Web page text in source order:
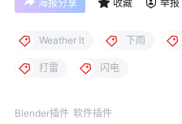
海报分享 收藏 举报
Weather It 下雨
打雷 闪电
Blender插件 软件插件